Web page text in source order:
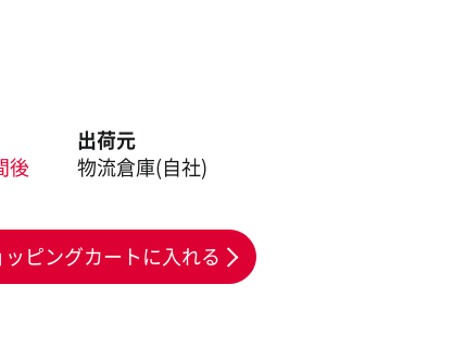
後
出荷元
物流倉庫(自社)
ッピングカートに入れる